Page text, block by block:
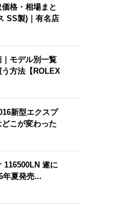
格・相場まと
SS製)｜有名店
モデル別一覧
う方法【ROLEX
新型エクスプ
こが変わった
116500LN 遂に
年夏発売...